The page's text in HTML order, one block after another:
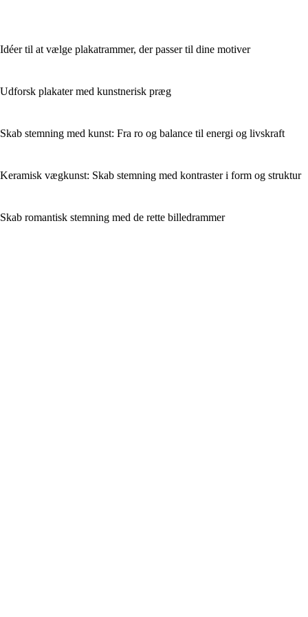
Idéer til at vælge plakatrammer, der passer til dine motiver
Udforsk plakater med kunstnerisk præg
Skab stemning med kunst: Fra ro og balance til energi og livskraft
Keramisk vægkunst: Skab stemning med kontraster i form og struktur
Skab romantisk stemning med de rette billedrammer